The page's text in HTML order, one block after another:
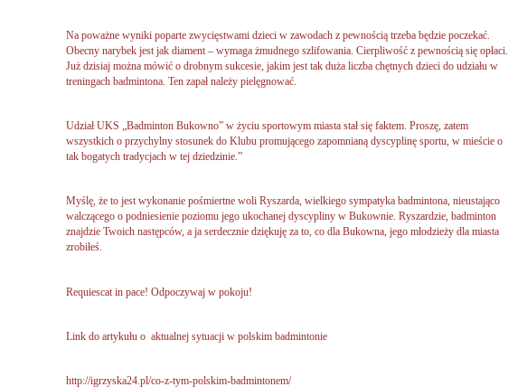
Na poważne wyniki poparte zwycięstwami dzieci w zawodach z pewnością trzeba będzie poczekać.
Obecny narybek jest jak diament – wymaga żmudnego szlifowania. Cierpliwość z pewnością się opłaci.
Już dzisiaj można mówić o drobnym sukcesie, jakim jest tak duża liczba chętnych dzieci do udziału w
treningach badmintona. Ten zapał należy pielęgnować.
Udział UKS „Badminton Bukowno” w życiu sportowym miasta stał się faktem. Proszę, zatem
wszystkich o przychylny stosunek do Klubu promującego zapomnianą dyscyplinę sportu, w mieście o
tak bogatych tradycjach w tej dziedzinie.”
Myślę, że to jest wykonanie pośmiertne woli Ryszarda, wielkiego sympatyka badmintona, nieustająco
walczącego o podniesienie poziomu jego ukochanej dyscypliny w Bukownie. Ryszardzie, badminton
znajdzie Twoich następców, a ja serdecznie dziękuję za to, co dla Bukowna, jego młodzieży dla miasta
zrobiłeś.
Requiescat in pace! Odpoczywaj w pokoju!
Link do artykułu o aktualnej sytuacji w polskim badmintonie
http://igrzyska24.pl/co-z-tym-polskim-badmintonem/